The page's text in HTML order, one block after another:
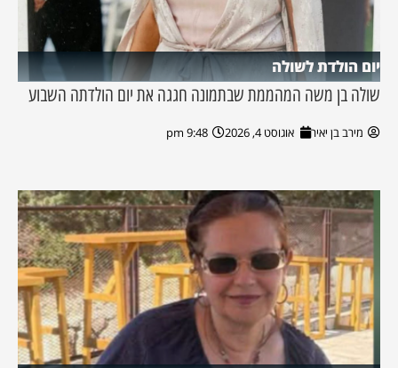
יום הולדת לשולה
שולה בן משה המהממת שבתמונה חגגה את יום הולדתה השבוע
מירב בן יאיר אוגוסט 4, 2026 9:48 pm